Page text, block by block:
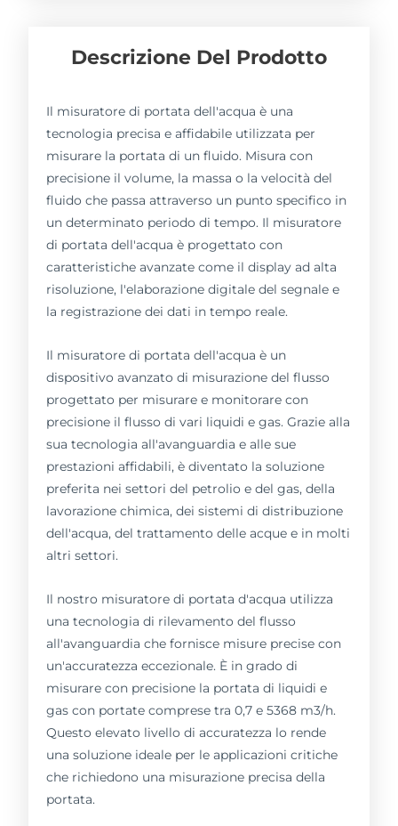
Descrizione Del Prodotto
Il misuratore di portata dell'acqua è una
tecnologia precisa e affidabile utilizzata per
misurare la portata di un fluido. Misura con
precisione il volume, la massa o la velocità del
fluido che passa attraverso un punto specifico in
un determinato periodo di tempo. Il misuratore
di portata dell'acqua è progettato con
caratteristiche avanzate come il display ad alta
risoluzione, l'elaborazione digitale del segnale e
la registrazione dei dati in tempo reale.
Il misuratore di portata dell'acqua è un
dispositivo avanzato di misurazione del flusso
progettato per misurare e monitorare con
precisione il flusso di vari liquidi e gas. Grazie alla
sua tecnologia all'avanguardia e alle sue
prestazioni affidabili, è diventato la soluzione
preferita nei settori del petrolio e del gas, della
lavorazione chimica, dei sistemi di distribuzione
dell'acqua, del trattamento delle acque e in molti
altri settori.
Il nostro misuratore di portata d'acqua utilizza
una tecnologia di rilevamento del flusso
all'avanguardia che fornisce misure precise con
un'accuratezza eccezionale. È in grado di
misurare con precisione la portata di liquidi e
gas con portate comprese tra 0,7 e 5368 m3/h.
Questo elevato livello di accuratezza lo rende
una soluzione ideale per le applicazioni critiche
che richiedono una misurazione precisa della
portata.